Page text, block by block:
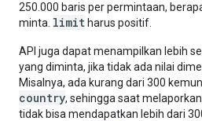
250.000 baris per permintaan,
minta. limit harus positif.
API juga dapat menampilkan lebih
yang diminta, jika tidak ada nilai
Misalnya, ada kurang dari 300
country, sehingga saat
tidak bisa mendapatkan lebih dari